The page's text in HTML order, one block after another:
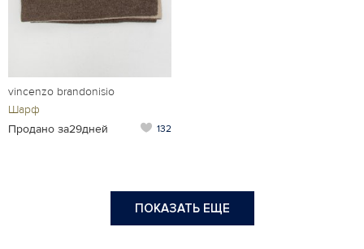
vincenzo brandonisio
Шарф
Продано за29дней
132
ПОКАЗАТЬ ЕЩЕ